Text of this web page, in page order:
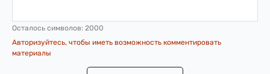
Осталось символов: 2000
Авторизуйтесь, чтобы иметь возможность комментировать
материалы